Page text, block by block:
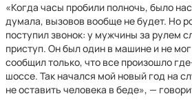
«Когда часы пробили полночь, было
думала, вызовов вообще не будет. Но
поступил звонок: у мужчины за рулем
приступ. Он был один в машине и не
сообщил только, что все произошло
шоссе. Так начался мой новый год на
не оставить человека в беде», —